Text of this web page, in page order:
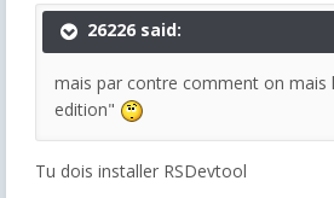
26226 said:
mais par contre comment on mais
edition"
Tu dois installer RSDevtool